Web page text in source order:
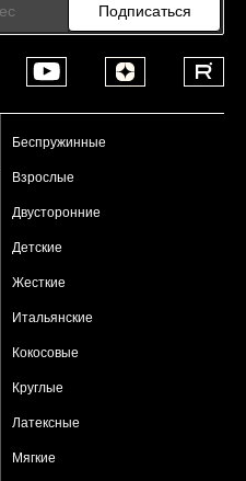
Подписаться
Беспружинные
Взрослые
Двусторонние
Детские
Жесткие
Итальянские
Кокосовые
Круглые
Латексные
Мягкие